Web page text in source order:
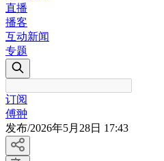
直播
播客
互动新闻
专题
订阅
傅翀
发布/2026年5月28日 17:43